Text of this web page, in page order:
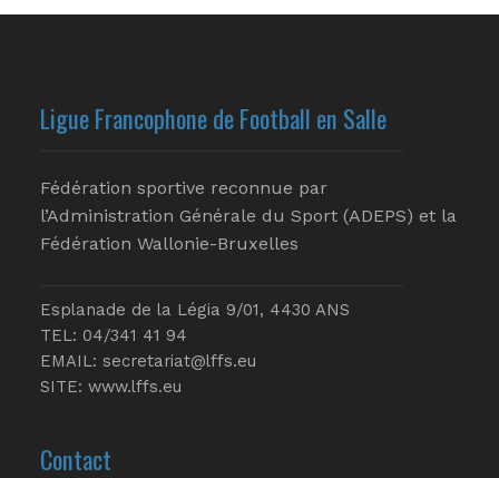
Ligue Francophone de Football en Salle
Fédération sportive reconnue par
l’Administration Générale du Sport (ADEPS) et la
Fédération Wallonie-Bruxelles
Esplanade de la Légia 9/01, 4430 ANS
TEL: 04/341 41 94
EMAIL: secretariat@lffs.eu
SITE: www.lffs.eu
Contact